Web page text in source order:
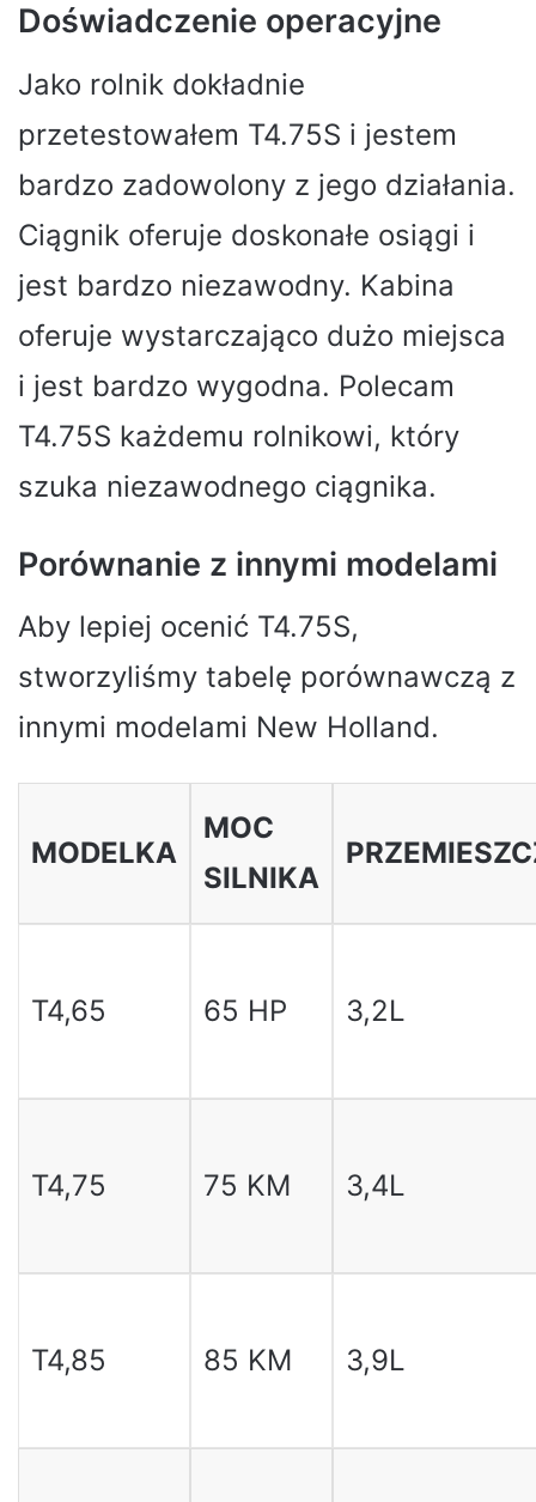
Doświadczenie operacyjne
Jako rolnik dokładnie
przetestowałem T4.75S i jestem
bardzo zadowolony z jego działania.
Ciągnik oferuje doskonałe osiągi i
jest bardzo niezawodny. Kabina
oferuje wystarczająco dużo miejsca
i jest bardzo wygodna. Polecam
T4.75S każdemu rolnikowi, który
szuka niezawodnego ciągnika.
Porównanie z innymi modelami
Aby lepiej ocenić T4.75S,
stworzyliśmy tabelę porównawczą z
innymi modelami New Holland.
MODELKA
MOC
SILNIKA
T4,65 65 HP 3,2L
T4,75 75 KM 3,4L
T4,85 85 KM 3,9L